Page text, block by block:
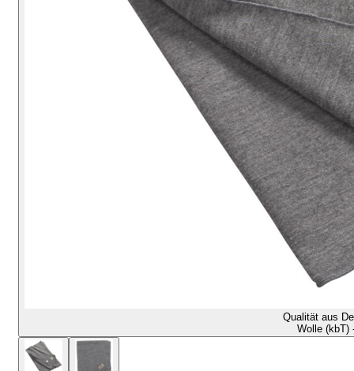
Qualität aus
Wolle (kbT)